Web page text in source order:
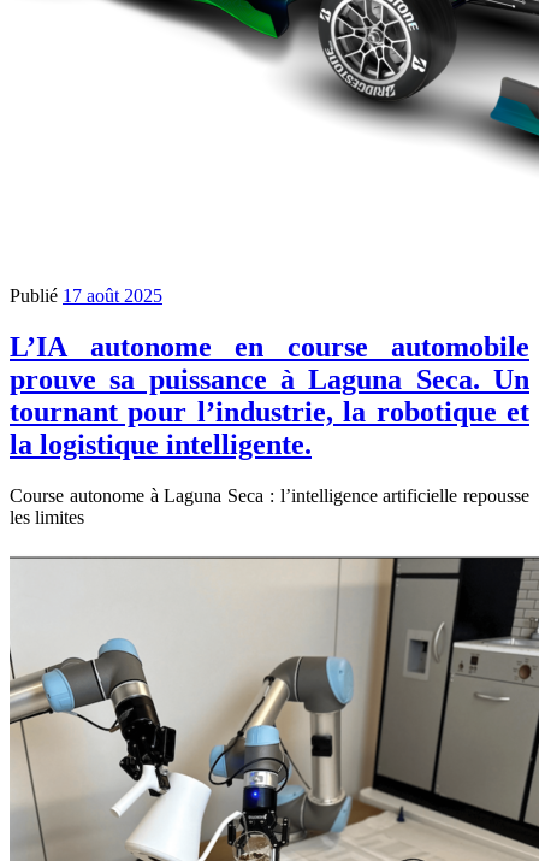
Publié 17 août 2025
L’IA autonome en course automobile
prouve sa puissance à Laguna Seca. Un
tournant pour l’industrie, la robotique et
la logistique intelligente.
Course autonome à Laguna Seca : l’intelligence artificielle repousse
les limites